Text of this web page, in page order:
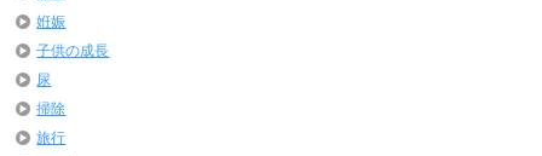
姙娠
子供の成長
尿
掃除
旅行